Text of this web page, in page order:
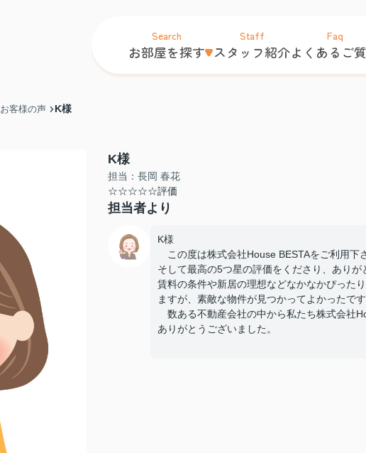
Search
お部屋を探す
Staff
スタッフ紹介
Faq
よくあるご
お客様の声 K様
K様
担当：長岡 春花
☆☆☆☆☆評価
担当者より
K様
この度は株式会社House BESTAをご利用下
そして最高の5つ星の評価をくださり、ありが
賃料の条件や新居の理想などなかなかぴった
ますが、素敵な物件が見つかってよかったで
数ある不動産会社の中から私たち株式会社
ありがとうございました。